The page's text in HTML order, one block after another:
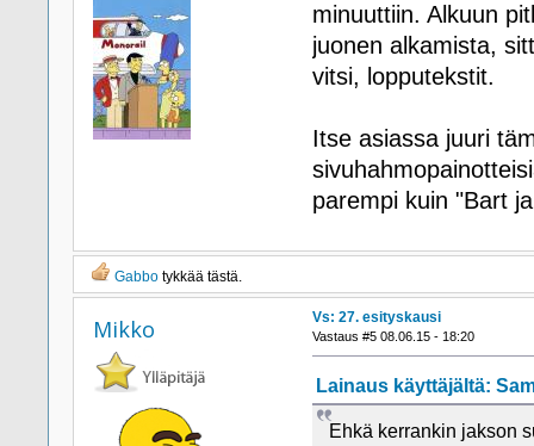
minuuttiin. Alkuun
juonen alkamista,
vitsi, lopputekstit.
Itse asiassa juuri
parempi kuin "Bart
Gabbotykkää tästä.
Mikko Vs: 27. esityskausi
Vastaus #5 08.06.15 - 18:20
Lainaus käyttäjältä:
Ehkä kerrankin jakson